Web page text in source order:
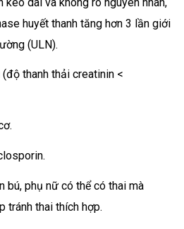
huyết thanh tăng hơn 3 lần giới
(ULN).
(độ thanh thải creatinin <
bú, phụ nữ có thể có thai mà
tránh thai thích hợp.